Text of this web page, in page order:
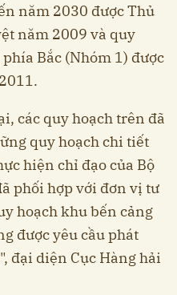
năm 2030 được Thủ
năm 2009 và quy
Bắc (Nhóm 1) được
các quy hoạch trên đã
quy hoạch chi tiết
hiện chỉ đạo của Bộ
phối hợp với đơn vị tư
hoạch khu bến cảng
được yêu cầu phát
đại diện Cục Hàng hải